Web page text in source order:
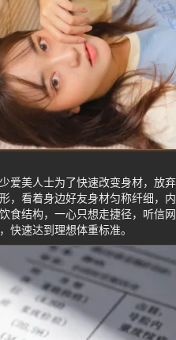
爱美人士为了快速改变身材，放
，看着身边好友身材匀称纤细，
食结构，一心只想走捷径，听信
快速达到理想体重标准。